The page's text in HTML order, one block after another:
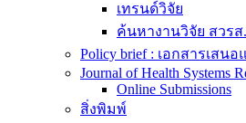
เทรนด์วิจัย
ค้นหางานวิจัย สวรส.
Policy brief : เอกสารเสน
Journal of Health Systems
Online Submissions
สิ่งพิมพ์